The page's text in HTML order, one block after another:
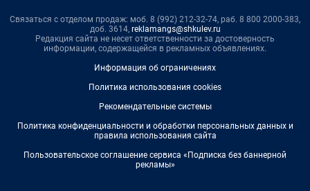
Связаться с отделом продаж: моб. 8 (992) 212-32-74, раб. 8 800 2000-383,
доб. 3614, reklamangs@shkulev.ru
Редакция сайта не несет ответственности за достоверность
информации, содержащейся в рекламных объявлениях.
Информация об ограничениях
Политика использования cookies
Рекомендательные системы
Политика конфиденциальности и обработки персональных данных и
правила использования сайта
Пользовательское соглашение сервиса «Подписка без баннерной
рекламы»